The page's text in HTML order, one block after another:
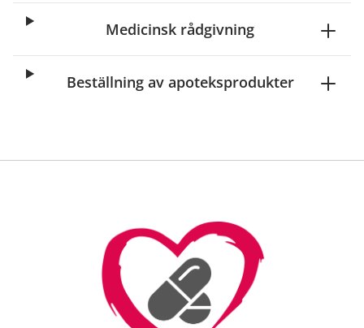
Medicinsk rådgivning
Beställning av apoteksprodukter